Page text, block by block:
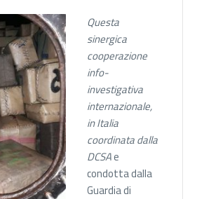
Questa
sinergica
cooperazione
info-
investigativa
internazionale,
in Italia
coordinata dalla
DCSAe
condotta dalla
Guardia di